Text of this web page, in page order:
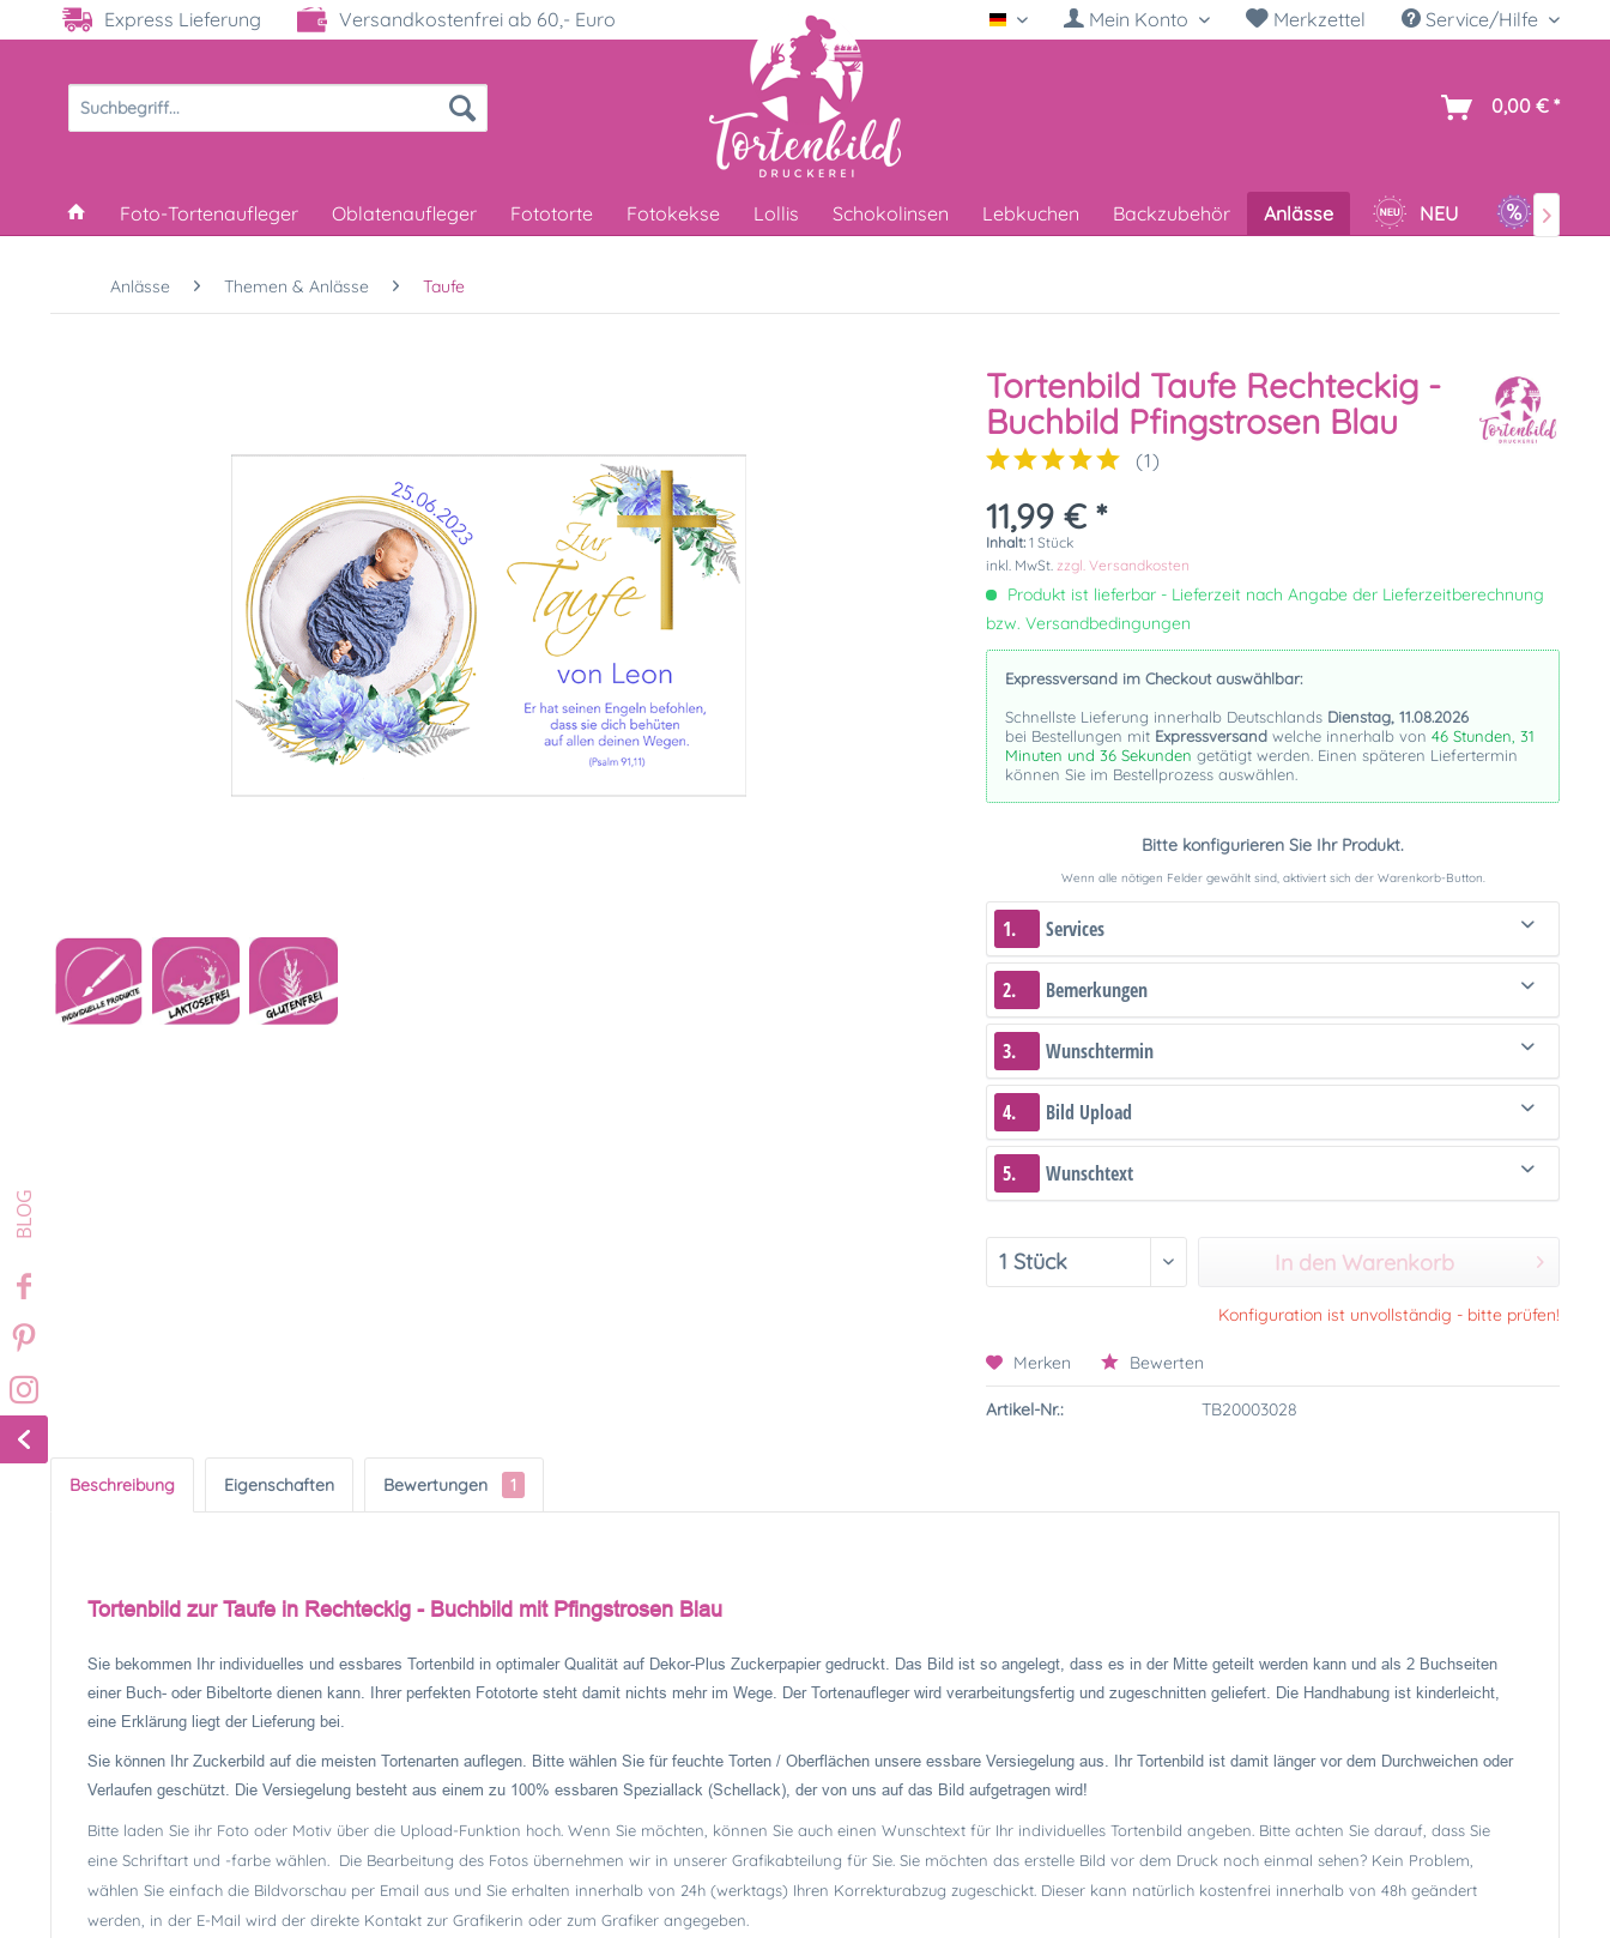
Express Lieferung Versandkostenfrei ab 60,- Euro Deutsch Mein Konto Merkzettel Service/Hilfe
0,00 € *
Foto-Tortenaufleger Oblatenaufleger Fototorte Fotokekse Lollis Schokolinsen Lebkuchen Backzubehör Anlässe NEU SALE

Anlässe Themen & Anlässe Taufe
Tortenbild Taufe Rechteckig -
Buchbild Pfingstrosen Blau
(1)
11,99 € *
Inhalt:1 Stück
inkl. MwSt.zzgl. Versandkosten
Produkt ist lieferbar - Lieferzeit nach Angabe der Lieferzeitberechnung
bzw. Versandbedingungen
Expressversand im Checkout auswählbar:
Schnellste Lieferung innerhalb Deutschlands Dienstag, 11.08.2026
bei Bestellungen mit Expressversand welche innerhalb von46 Stunden, 31
Minuten und 35 Sekunden getätigt werden. Einen späteren Liefertermin
können Sie im Bestellprozess auswählen.
Bitte konfigurieren Sie Ihr Produkt.
Wenn alle nötigen Felder gewählt sind, aktiviert sich der Warenkorb-Button.
1. Services
2. Bemerkungen
3. Wunschtermin
4. Bild Upload
5. Wunschtext
In den Warenkorb
Konfiguration ist unvollständig - bitte prüfen!
Merken Bewerten
Artikel-Nr.: TB20003028
Beschreibung Eigenschaften Bewertungen 1
Tortenbild zur Taufe in Rechteckig - Buchbild mit Pfingstrosen Blau
Sie bekommen Ihr individuelles und essbares Tortenbild in optimaler Qualität auf Dekor-Plus Zuckerpapier gedruckt. Das Bild ist so angelegt, dass es in der Mitte geteilt werden kann und als 2 Buchseiten
einer Buch- oder Bibeltorte dienen kann. Ihrer perfekten Fototorte steht damit nichts mehr im Wege. Der Tortenaufleger wird verarbeitungsfertig und zugeschnitten geliefert. Die Handhabung ist kinderleicht,
eine Erklärung liegt der Lieferung bei.
Sie können Ihr Zuckerbild auf die meisten Tortenarten auflegen. Bitte wählen Sie für feuchte Torten / Oberflächen unsere essbare Versiegelung aus. Ihr Tortenbild ist damit länger vor dem Durchweichen oder
Verlaufen geschützt. Die Versiegelung besteht aus einem zu 100% essbaren Speziallack (Schellack), der von uns auf das Bild aufgetragen wird!
Bitte laden Sie ihr Foto oder Motiv über die Upload-Funktion hoch. Wenn Sie möchten, können Sie auch einen Wunschtext für Ihr individuelles Tortenbild angeben. Bitte achten Sie darauf, dass Sie
eine Schriftart und -farbe wählen. Die Bearbeitung des Fotos übernehmen wir in unserer Grafikabteilung für Sie. Sie möchten das erstelle Bild vor dem Druck noch einmal sehen? Kein Problem,
wählen Sie einfach die Bildvorschau per Email aus und Sie erhalten innerhalb von 24h (werktags) Ihren Korrekturabzug zugeschickt. Dieser kann natürlich kostenfrei innerhalb von 48h geändert
werden, in der E-Mail wird der direkte Kontakt zur Grafikerin oder zum Grafiker angegeben.